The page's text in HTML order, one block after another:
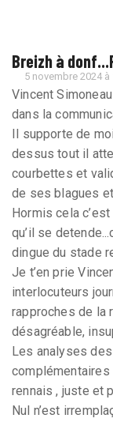
Breizh à
5 novembre 2024 à
Vincent
dans la
Il supporte de
dessus tout il
courbettes et
de ses blagues
Hormis cela
qu’il se
dingue du stade
Je t’en prie
interlocuteurs
rapproches de la
désagréable,
Les analyses
rennais , juste et
Nul n’est